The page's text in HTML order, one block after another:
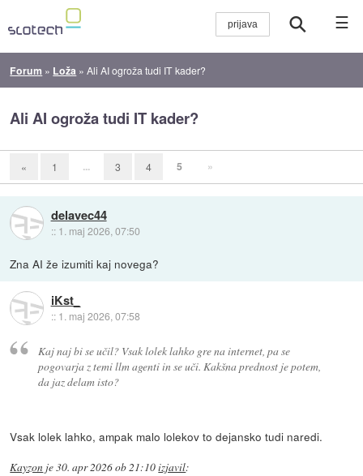
☰
Forum » Loža »Ali AI ogroža tudi IT kader?
Ali AI ogroža tudi IT kader?
« 1 ... 3 4 5 »
delavec44
:: 1. maj 2026, 07:50
Zna AI že izumiti kaj novega?
iKst_
:: 1. maj 2026, 07:58
Kaj naj bi se učil? Vsak lolek lahko gre na internet, pa se
pogovarja z temi llm agenti in se uči. Kakšna prednost je potem,
da jaz delam isto?
Vsak lolek lahko, ampak malo lolekov to dejansko tudi naredi.
Kayzon je30. apr 2026 ob 21:10izjavil: